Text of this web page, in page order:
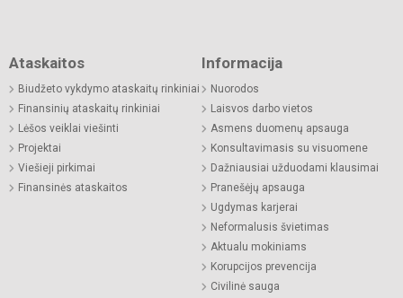
Ataskaitos
Biudžeto vykdymo ataskaitų rinkiniai
Finansinių ataskaitų rinkiniai
Lėšos veiklai viešinti
Projektai
Viešieji pirkimai
Finansinės ataskaitos
Informacija
Nuorodos
Laisvos darbo vietos
Asmens duomenų apsauga
Konsultavimasis su visuomene
Dažniausiai užduodami klausimai
Pranešėjų apsauga
Ugdymas karjerai
Neformalusis švietimas
Aktualu mokiniams
Korupcijos prevencija
Civilinė sauga